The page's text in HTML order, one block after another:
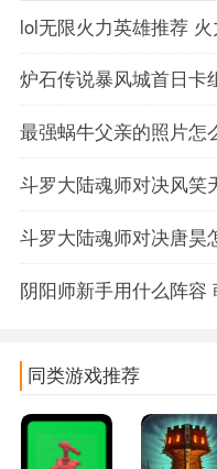
lol无限火力英雄推荐
炉石传说暴风城首日卡组推荐
最强蜗牛父亲的照片怎么获
斗罗大陆魂师对决风笑天魂环怎
斗罗大陆魂师对决唐昊怎么玩 斗罗
阴阳师新手用什么阵容
同类游戏推荐